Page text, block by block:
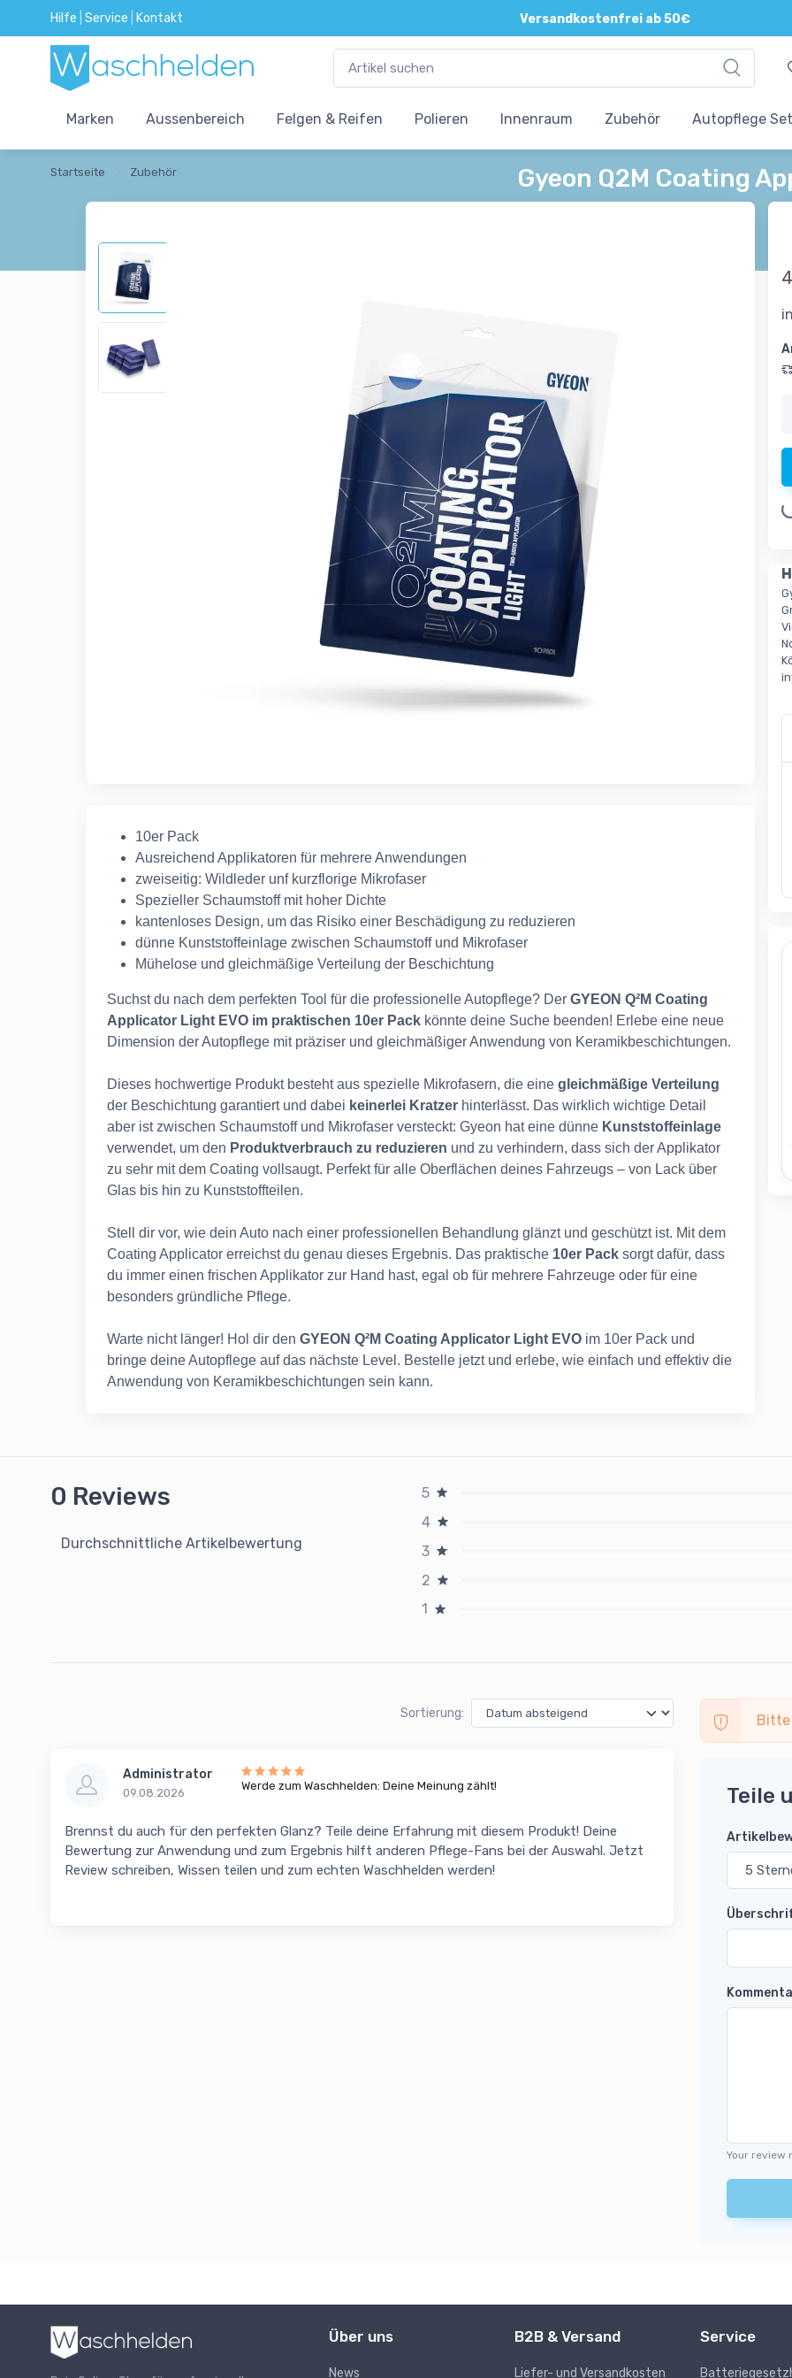
Hilfe Service Kontakt Versandkostenfrei ab 50€
Marken Aussenbereich Felgen & Reifen Polieren Innenraum Zubehör Autopflege
Startseite Zubehör Gyeon Q2M Coating
10er Pack
Ausreichend Applikatoren für mehrere Anwendungen
zweiseitig: Wildleder unf kurzflorige Mikrofaser
Spezieller Schaumstoff mit hoher Dichte
kantenloses Design, um das Risiko einer Beschädigung zu reduzieren
dünne Kunststoffeinlage zwischen Schaumstoff und Mikrofaser
Mühelose und gleichmäßige Verteilung der Beschichtung
Suchst du nach dem perfekten Tool für die professionelle Autopflege? Der GYEON Q²M Coating
Applicator Light EVO im praktischen 10er Pack könnte deine Suche beenden! Erlebe eine neue
Dimension der Autopflege mit präziser und gleichmäßiger Anwendung von Keramikbeschichtungen.
Dieses hochwertige Produkt besteht aus spezielle Mikrofasern, die eine gleichmäßige Verteilung
der Beschichtung garantiert und dabei keinerlei Kratzer hinterlässt. Das wirklich wichtige Detail
aber ist zwischen Schaumstoff und Mikrofaser versteckt: Gyeon hat eine dünne Kunststoffeinlage
verwendet, um den Produktverbrauch zu reduzieren und zu verhindern, dass sich der Applikator
zu sehr mit dem Coating vollsaugt. Perfekt für alle Oberflächen deines Fahrzeugs – von Lack über
Glas bis hin zu Kunststoffteilen.
Stell dir vor, wie dein Auto nach einer professionellen Behandlung glänzt und geschützt ist. Mit dem
Coating Applicator erreichst du genau dieses Ergebnis. Das praktische 10er Pack sorgt dafür, dass
du immer einen frischen Applikator zur Hand hast, egal ob für mehrere Fahrzeuge oder für eine
besonders gründliche Pflege.
Warte nicht länger! Hol dir den GYEON Q²M Coating Applicator Light EVO im 10er Pack und
bringe deine Autopflege auf das nächste Level. Bestelle jetzt und erlebe, wie einfach und effektiv die
Anwendung von Keramikbeschichtungen sein kann.
0 Reviews
Durchschnittliche Artikelbewertung
5
4
3
2
1
Sortierung:
Administrator
09.08.2026
Werde zum Waschhelden: Deine Meinung zählt!
Brennst du auch für den perfekten Glanz? Teile deine Erfahrung mit diesem Produkt! Deine
Bewertung zur Anwendung und zum Ergebnis hilft anderen Pflege-Fans bei der Auswahl. Jetzt
Review schreiben, Wissen teilen und zum echten Waschhelden werden!
Bitte
Teile
Your review
Über uns
News
B2B & Versand
Liefer- und Versandkosten
Service